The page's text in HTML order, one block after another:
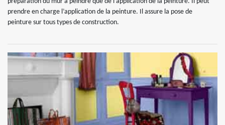
prendre en charge l’application de la peinture. Il assure la pose de
peinture sur tous types de construction.